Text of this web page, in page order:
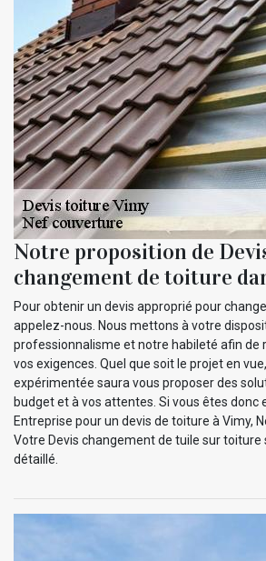
Notre proposition de
changement de toiture
Pour obtenir un devis approprié pour
appelez-nous. Nous mettons à votre
professionnalisme et notre habileté afin de
vos exigences. Quel que soit le projet en
expérimentée saura vous proposer des
budget et à vos attentes. Si vous êtes donc
Entreprise pour un devis de toiture à Vimy,
Votre Devis changement de tuile sur toiture
détaillé.